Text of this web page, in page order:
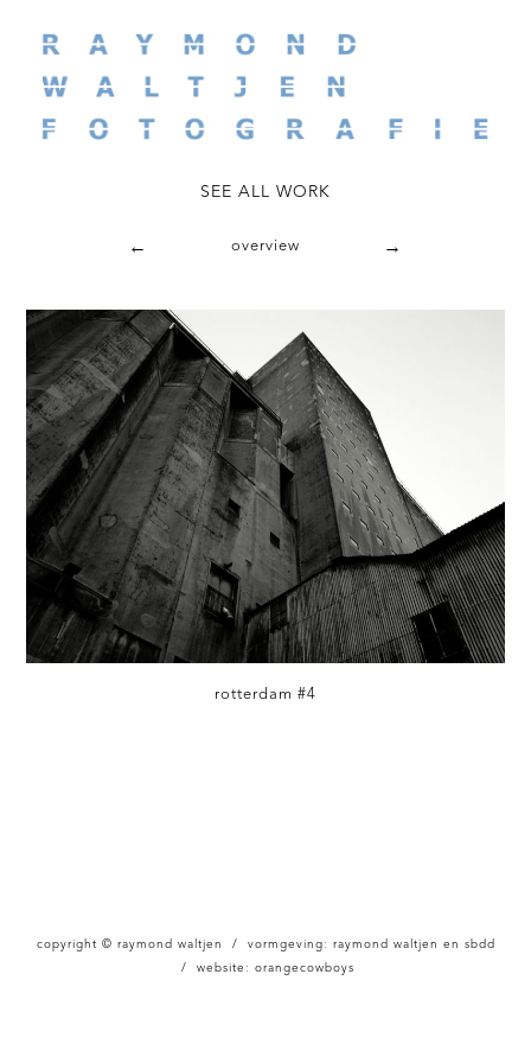
overview
← →
rotterdam #4
copyright © raymond waltjen / vormgeving: raymond waltjen en sbdd
/ website: orangecowboys